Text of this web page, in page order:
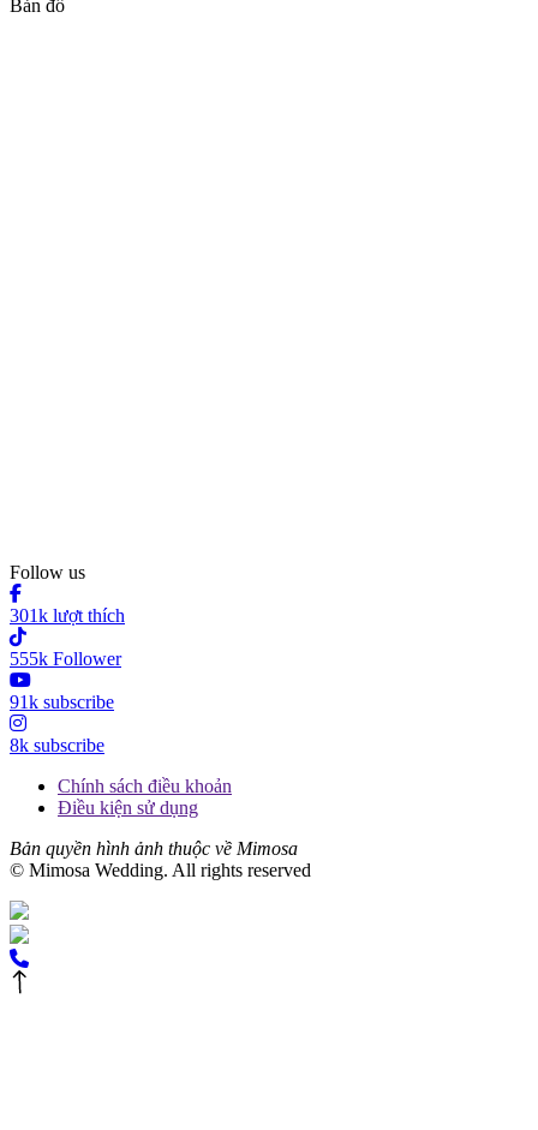
Bản đồ
Follow us
301k lượt thích
555k Follower
91k subscribe
8k subscribe
Chính sách điều khoản
Điều kiện sử dụng
Bản quyền hình ảnh thuộc về Mimosa
© Mimosa Wedding. All rights reserved